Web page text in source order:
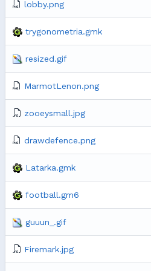
lobby.png
trygonometria.gmk
resized.gif
MarmotLenon.png
zooeysmall.jpg
drawdefence.png
Latarka.gmk
football.gm6
guuun_.gif
Firemark.jpg